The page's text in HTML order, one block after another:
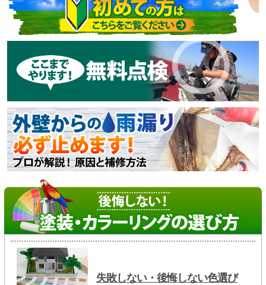
失敗しない・後悔しない色選び